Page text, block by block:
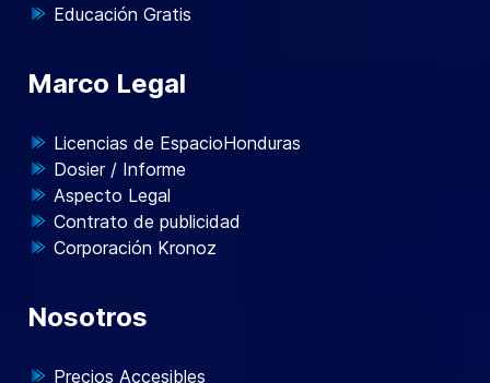
Educación Gratis
Marco Legal
Licencias de EspacioHonduras
Dosier / Informe
Aspecto Legal
Contrato de publicidad
Corporación Kronoz
Nosotros
Precios Accesibles